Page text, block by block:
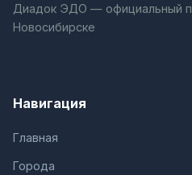
Диадок ЭДО — официальный
Новосибирске
Навигация
Главная
Города